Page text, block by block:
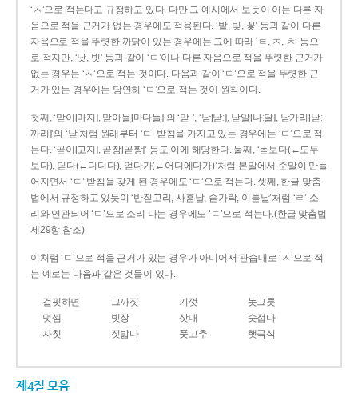
‘ㅅ’으로 적는다고 규정하고 있다. 다만 그 예시에서 보듯이 이는 다른 자
음으로 적을 근거가 없는 경우에도 적용된다. ‘밭, 빚, 꽃’ 등과 같이 다른
자음으로 적을 뚜렷한 까닭이 있는 경우에는 그에 따라 ‘ㅌ, ㅈ, ㅊ’ 등으
로 적지만, ‘낫, 빗’ 등과 같이 ‘ㄷ’이나 다른 자음으로 적을 뚜렷한 근거가
없는 경우는 ‘ㅅ’으로 적는 것이다. 다음과 같이 ‘ㄷ’으로 적을 뚜렷한 근
거가 있는 경우에는 당연히 ‘ㄷ’으로 적는 것이 원칙이다.
첫째, ‘맏이[마지], 맏아들[마다들]’의 ‘맏-’, ‘낟[낟ː], 낟알[나ː달], 낟가리[낟ː
까리]’의 ‘낟’처럼 원래부터 ‘ㄷ’ 받침을 가지고 있는 경우에는 ‘ㄷ’으로 적
는다. ‘곧이[고지], 곧장[곧짱]’ 등도 이에 해당한다. 둘째, ‘돋보다(←도두
보다), 딛다(←디디다), 얻다가(←어디에다가)’처럼 본말에서 준말이 만들
어지면서 ‘ㄷ’ 받침을 갖게 된 경우에도 ‘ㄷ’으로 적는다. 셋째, 한글 맞춤
법에서 규정하고 있듯이 ‘반짇고리, 사흗날, 숟가락, 이튿날’처럼 ‘ㄹ’ 소
리와 연관되어 ‘ㄷ’으로 소리 나는 경우에도 ‘ㄷ’으로 적는다.(한글 맞춤법
제29항 참조)
이처럼 ‘ㄷ’으로 적을 근거가 있는 경우가 아니어서 관습대로 ‘ㅅ’으로 적
는 예로는 다음과 같은 것들이 있다.
걸핏하면 그까짓 기껏
놋그릇
덧셈
빗장 삿대
숫접다
자칫
짓밟다 풋고추 햇곡식
제4절 모음